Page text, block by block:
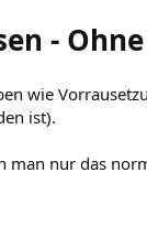
- Ohne
wie
ist).
man nur das